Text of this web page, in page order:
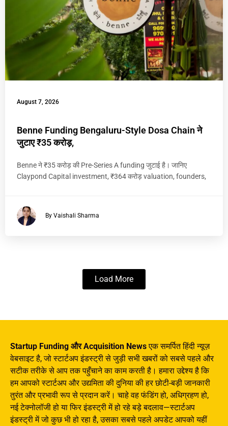
August 7, 2026
Benne Funding Bengaluru-Style Dosa Chain ने
जुटाए ₹35 करोड़,
Benne ने ₹35 करोड़ की Pre-Series A funding जुटाई है। जानिए
Claypond Capital investment, ₹364 करोड़ valuation, founders,
By Vaishali Sharma
Load More
Startup Funding और Acquisition Newsएक समर्पित हिंदी न्यूज़
वेबसाइट है, जो स्टार्टअप इंडस्ट्री से जुड़ी सभी खबरों को सबसे पहले और
सटीक तरीके से आप तक पहुँचाने का काम करती है। हमारा उद्देश्य है कि
हम आपको स्टार्टअप और उद्यमिता की दुनिया की हर छोटी-बड़ी जानकारी
तुरंत और प्रभावी रूप से प्रदान करें। चाहे वह फंडिंग हो, अधिग्रहण हो,
नई टेक्नोलॉजी हो या फिर इंडस्ट्री में हो रहे बड़े बदलाव—स्टार्टअप
इंडस्ट्री में जो कुछ भी हो रहा है, उसका सबसे पहले अपडेट आपको यहीं